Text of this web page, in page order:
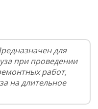
для
при проведении
работ,
на длительное